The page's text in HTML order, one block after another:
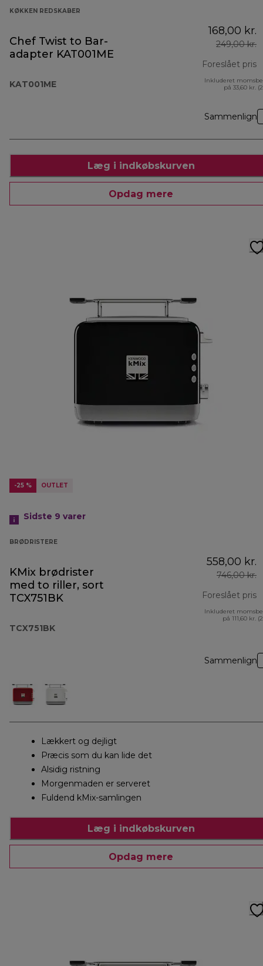
KØKKEN REDSKABER
Chef Twist to Bar-
adapter KAT001ME
KAT001ME
168,00 kr.
249,00 kr.
Foreslået pris
Inkluderet
på 33,60 kr.
Sammenlign
Læg i indkøbskurven
Opdag mere
-25 % OUTLET
Sidste 9 varer
BRØDRISTERE
KMix brødrister
med to riller, sort
TCX751BK
TCX751BK
558,00 kr.
746,00 kr.
Foreslået pris
Inkluderet
på 111,60 kr.
Sammenlign
Lækkert og dejligt
Præcis som du kan lide det
Alsidig ristning
Morgenmaden er serveret
Fuldend kMix-samlingen
Læg i indkøbskurven
Opdag mere